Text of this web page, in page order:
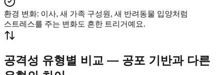
환경 변화: 이사, 새 가족 구성원, 새 반려동물 입양처럼
스트레스를 주는 변화도 흔한 트리거예요.
공격성 유형별 비교 — 공포 기반과 다른